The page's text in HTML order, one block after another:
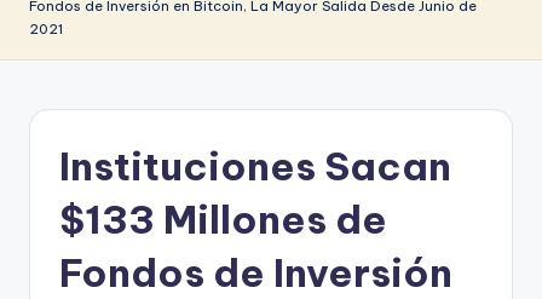
Fondos de Inversión en Bitcoin, La Mayor Salida Desde Junio de
2021
Instituciones Sacan
$133 Millones de
Fondos de Inversión